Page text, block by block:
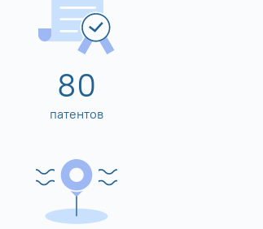
80
патентов